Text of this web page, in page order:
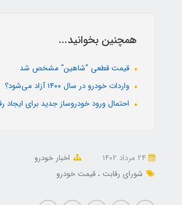
همچنین بخوانید...
قیمت قطعی "شاهین" مشخص شد
واردات خودرو در سال ۱۴۰۰ آزاد می‌شود؟
احتمال ورود خودروساز جدید برای ایجاد
اخبار خودرو
شورای رقابت
قیمت خودرو